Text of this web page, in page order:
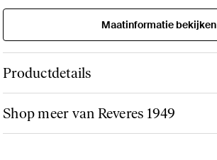
Maatinformatie bekijken
Productdetails
Shop meer van Reveres 1949